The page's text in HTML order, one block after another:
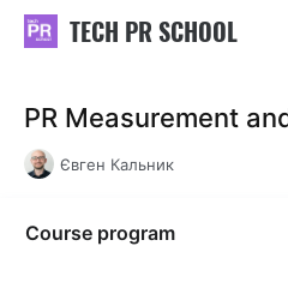
TECH PR SCHOOL
PR Measurement
Євген Кальник
Course program